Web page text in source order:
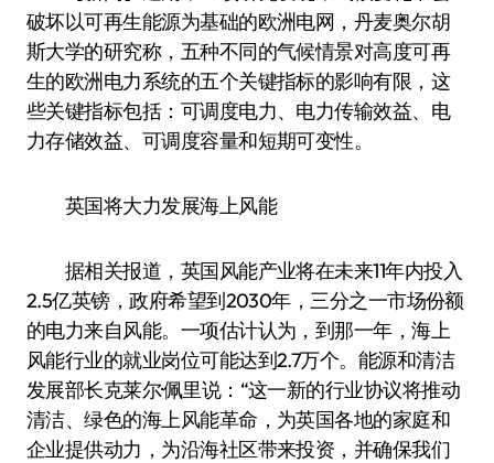
破坏以可再生能源为基础的欧洲电网，丹麦奥尔胡
斯大学的研究称，五种不同的气候情景对高度可再
生的欧洲电力系统的五个关键指标的影响有限，这
些关键指标包括：可调度电力、电力传输效益、电
力存储效益、可调度容量和短期可变性。
英国将大力发展海上风能
据相关报道，英国风能产业将在未来11年内投入
2.5亿英镑，政府希望到2030年，三分之一市场份额
的电力来自风能。一项估计认为，到那一年，海上
风能行业的就业岗位可能达到2.7万个。能源和清洁
发展部长克莱尔·佩里说：“这一新的行业协议将推动
清洁、绿色的海上风能革命，为英国各地的家庭和
企业提供动力，为沿海社区带来投资，并确保我们